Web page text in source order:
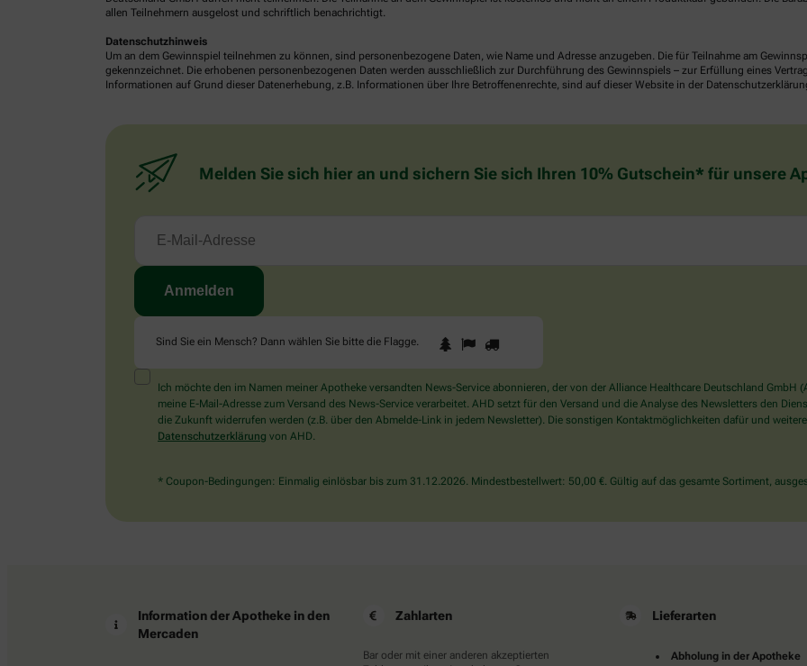
allen Teilnehmern ausgelost und schriftlich benachrichtigt.
Datenschutzhinweis
Um an dem Gewinnspiel teilnehmen zu können, sind personenbezogene Daten, wie Name und Adresse anzugeben. Die für Teilnahme am
gekennzeichnet. Die erhobenen personenbezogenen Daten werden ausschließlich zur Durchführung des Gewinnspiels – zur Erfüllung eines
Informationen auf Grund dieser Datenerhebung, z.B. Informationen über Ihre Betroffenenrechte, sind auf dieser Website in der
Melden Sie sich hier an und sichern Sie sich Ihren 10% Gutschein* für unsere
Sind Sie ein Mensch? Dann wählen Sie bitte die Flagge.
Sind
Sie
Mensch?
Dann
wählen
Flagge.
1 2
Ich möchte den im Namen meiner Apotheke versandten News-Service abonnieren, der von der Alliance Healthcare Deutschland
meine E-Mail-Adresse zum Versand des News-Service verarbeitet. AHD setzt für den Versand und die Analyse des Newsletters den
die Zukunft widerrufen werden (z.B. über den Abmelde-Link in jedem Newsletter). Die sonstigen Kontaktmöglichkeiten dafür und
Datenschutzerklärung von AHD.
* Coupon-Bedingungen: Einmalig einlösbar bis zum 31.12.2026. Mindestbestellwert: 50,00 €. Gültig auf das gesamte Sortiment,
Information der Apotheke in den
Mercaden
Zahlarten
Bar oder mit einer anderen akzeptierten
Lieferarten
Abholung in der Apotheke